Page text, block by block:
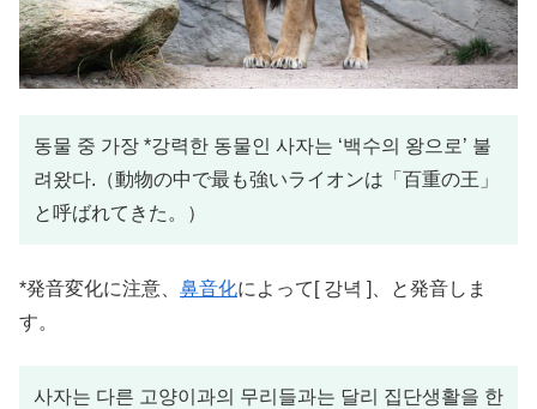
동물 중 가장 *강력한 동물인 사자는 ‘백수의 왕으로’ 불
려왔다.（動物の中で最も強いライオンは「百重の王」
と呼ばれてきた。）
*発音変化に注意、 鼻音化によって[ 강녁 ]、と発音しま
す。
사자는 다른 고양이과의 무리들과는 달리 집단생활을 한